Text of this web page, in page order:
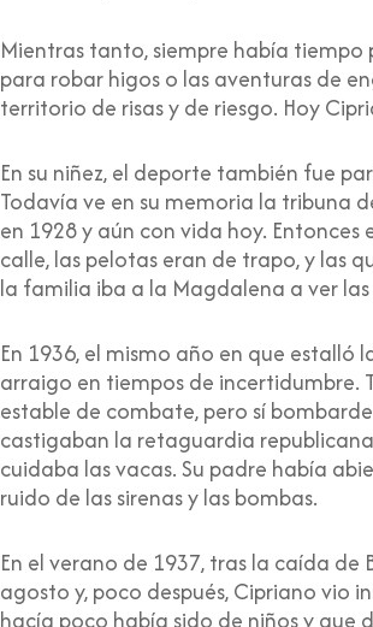
Mientras tanto, siempre había tiempo
para robar higos o las aventuras de
territorio de risas y de riesgo. Hoy
En su niñez, el deporte también fue
Todavía ve en su memoria la tribuna
en 1928 y aún con vida hoy.
calle, las pelotas eran de trapo, y las
la familia iba a la Magdalena a ver
En 1936, el mismo año en que
arraigo en tiempos de incertidumbre.
estable de combate, pero sí
castigaban la retaguardia
cuidaba las vacas. Su padre había
ruido de las sirenas y las bombas.
En el verano de 1937, tras la caída
agosto y, poco después, Cipriano vio
hacía poco había sido de niños y que